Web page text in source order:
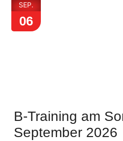
SEP.
06
B-Training am
September 2026